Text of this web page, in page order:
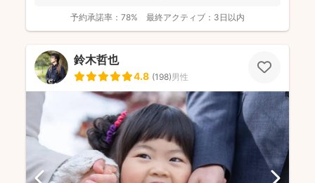
予約承諾率： 78% 最終アクティブ： 3日以内
鈴木哲也
4.8 (198)男性